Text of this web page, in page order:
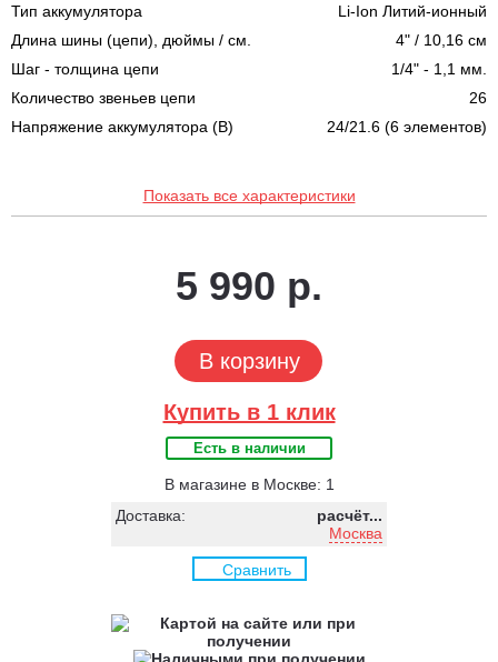
Тип аккумулятора
Li-Ion Литий-ионный
Длина шины (цепи), дюймы / см.
4" / 10,16 см
Шаг - толщина цепи
1/4" - 1,1 мм.
Количество звеньев цепи
26
Напряжение аккумулятора (В)
24/21.6 (6 элементов)
Показать все характеристики
5 990 р.
В корзину
Купить в 1 клик
Есть в наличии
В магазине в Москве: 1
Доставка:
расчёт...
Москва
Сравнить